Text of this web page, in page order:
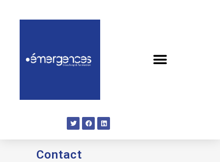
Contact